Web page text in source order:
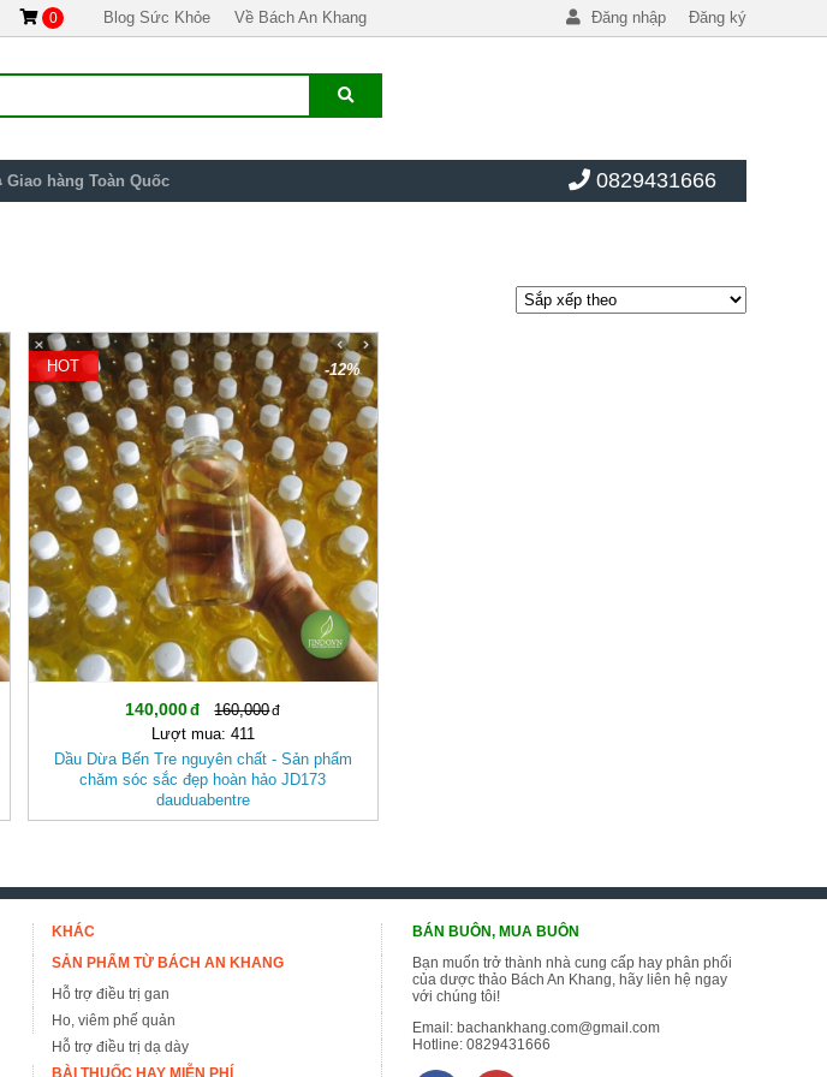
0 Blog Sức Khỏe Về Bách An Khang Đăng nhập Đăng ký
Giao hàng Toàn Quốc 0829431666
-12%
HOT
140,000
160,000
Lượt mua: 411
Dầu Dừa Bến Tre nguyên chất - Sản phẩm
chăm sóc sắc đẹp hoàn hảo JD173
dauduabentre
KHÁC
SẢN PHẨM TỪ BÁCH AN KHANG
Hỗ trợ điều trị gan
Ho, viêm phế quản
Hỗ trợ điều trị dạ dày
BÀI THUỐC HAY MIỄN PHÍ
BÁN BUÔN, MUA BUÔN
Bạn muốn trở thành nhà cung cấp hay phân phối
của dược thảo Bách An Khang, hãy liên hệ ngay
với chúng tôi!
Email:bachankhang.com@gmail.com
Hotline:0829431666